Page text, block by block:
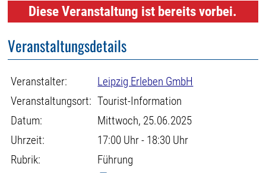
Diese Veranstaltung ist bereits vorbei.
Veranstaltungsdetails
Veranstalter:
Leipzig Erleben GmbH
Veranstaltungsort: Tourist-Information
Datum:
Mittwoch, 25.06.2025
Uhrzeit:
17:00 Uhr - 18:30 Uhr
Rubrik:
Führung